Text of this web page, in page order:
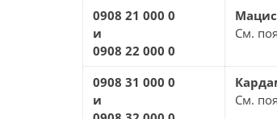
0908 21 000 0
и
0908 22 000 0
Мацис
См.
0908 31 000 0
и
См.